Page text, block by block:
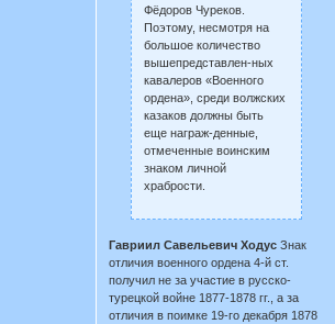
Фёдоров Чуреков.
Поэтому, несмотря на
большое количество
вышепредставлен-ных
кавалеров «Военного
ордена», среди волжских
казаков должны быть
еще награж-денные,
отмеченные воинским
знаком личной
храбрости.
Гавриил Савельевич Ходус Знак
отличия военного ордена 4-й ст.
получил не за участие в русско-
турецкой войне 1877-1878 гг., а за
отличия в поимке 19-го декабря 1878